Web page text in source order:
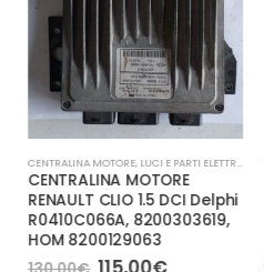
CENTRALINA MOTORE,LUCI E PARTI ELETTRICHE
CENTRALINA MOTORE
RENAULT CLIO 1.5 DCI Delphi
R0410C066A, 8200303619,
HOM 8200129063
Il Il